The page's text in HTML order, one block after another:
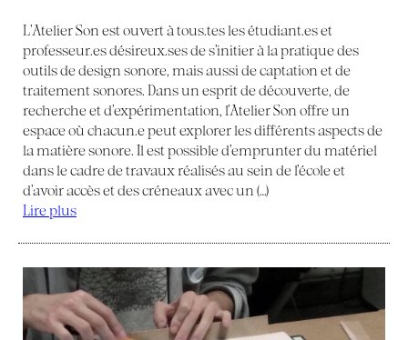
L’Atelier Son est ouvert à tous.tes les étudiant.es et
professeur.es désireux.ses de s’initier à la pratique des
outils de design sonore, mais aussi de captation et de
traitement sonores. Dans un esprit de découverte, de
recherche et d’expérimentation, l’Atelier Son offre un
espace où chacun.e peut explorer les différents aspects de
la matière sonore. Il est possible d’emprunter du matériel
dans le cadre de travaux réalisés au sein de l’école et
d’avoir accès et des créneaux avec un (…)
Lire plus